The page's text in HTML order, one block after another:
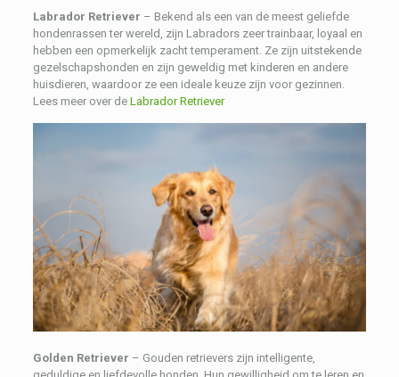
Labrador Retriever – Bekend als een van de meest geliefde
hondenrassen ter wereld, zijn Labradors zeer trainbaar, loyaal en
hebben een opmerkelijk zacht temperament. Ze zijn uitstekende
gezelschapshonden en zijn geweldig met kinderen en andere
huisdieren, waardoor ze een ideale keuze zijn voor gezinnen.
Lees meer over de Labrador Retriever
Golden Retriever – Gouden retrievers zijn intelligente,